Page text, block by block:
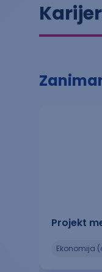
Projekt
ekonomija